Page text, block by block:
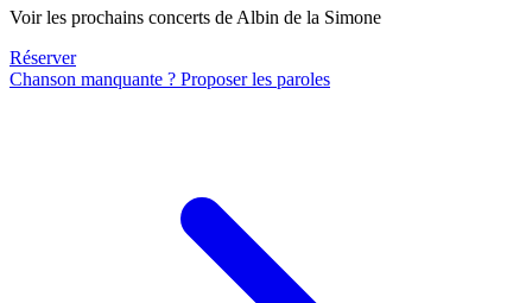
Voir les prochains concerts de Albin de la Simone
Réserver
Chanson manquante ? Proposer les paroles